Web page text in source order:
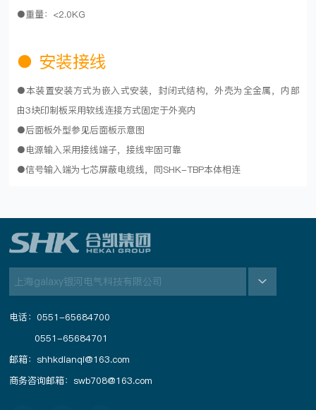
●重量：<2.0KG
● 安装接线
●本装置安装方式为嵌入式安装，封闭式结构，外壳为全金属，内部
由3块印制板采用软线连接方式固定于外亮内
●后面板外型参见后面板示意图
●电源输入采用接线端子，接线牢固可靠
●信号输入端为七芯屏蔽电缆线，同SHK-TBP本体相连
上海galaxy银河电气科技有限公司
电话：0551-65684700
0551-65684701
邮箱：shhkdianqi@163.com
商务咨询邮箱：swb708@163.com